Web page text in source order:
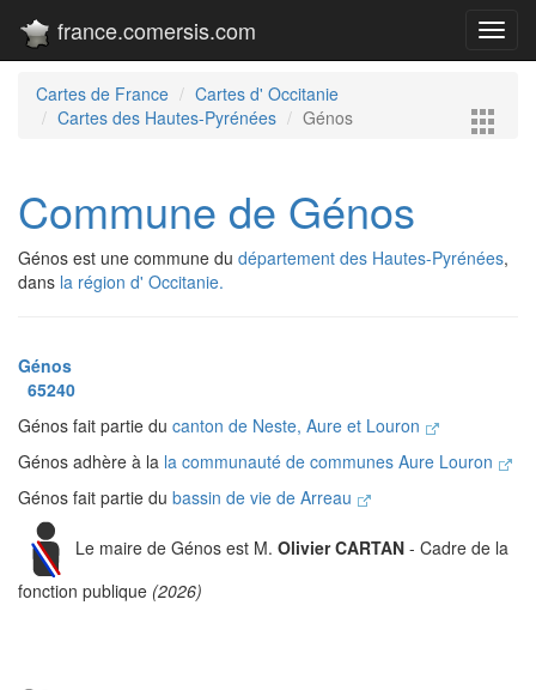
france.comersis.com
Cartes de France
Cartes d' Occitanie
Cartes des Hautes-Pyrénées
Génos
Commune de Génos
Génos est une commune du département des Hautes-Pyrénées,
dans la région d' Occitanie.
Génos
65240
Génos fait partie du canton de Neste, Aure et Louron
Génos adhère à la la communauté de communes Aure Louron
Génos fait partie du bassin de vie de Arreau
Le maire de Génos est M. Olivier CARTAN - Cadre de la
fonction publique (2026)